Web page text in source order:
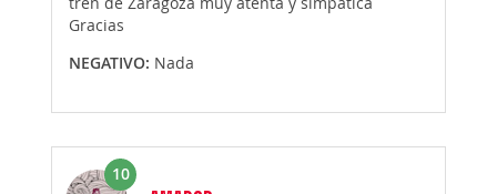
Gracias
NEGATIVO: Nada
10